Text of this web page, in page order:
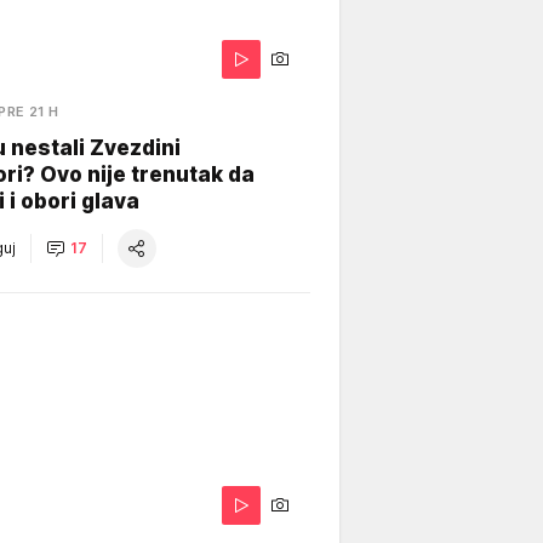
21 H
nestali Zvezdini
Ovo nije trenutak da
i obori glava
17